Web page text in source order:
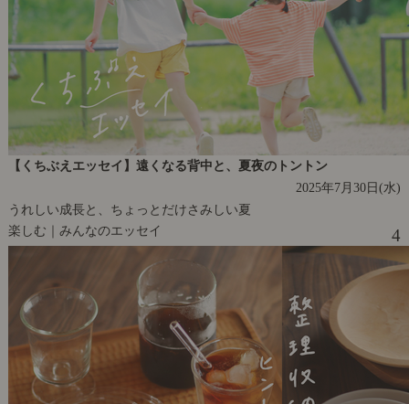
【くちぶえエッセイ】遠くなる背中と、夏夜のトントン
2025年7月30日(水)
うれしい成長と、ちょっとだけさみしい夏
楽しむ｜みんなのエッセイ
4